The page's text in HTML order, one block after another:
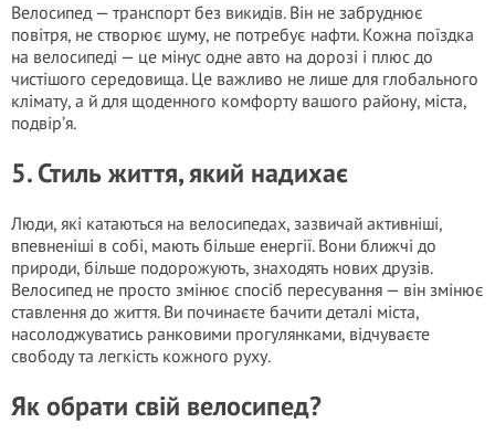
Велосипед — транспорт без викидів. Він не забруднює
повітря, не створює шуму, не потребує нафти. Кожна поїздка
на велосипеді — це мінус одне авто на дорозі і плюс до
чистішого середовища. Це важливо не лише для глобального
клімату, а й для щоденного комфорту вашого району, міста,
подвір’я.
5. Стиль життя, який надихає
Люди, які катаються на велосипедах, зазвичай активніші,
впевненіші в собі, мають більше енергії. Вони ближчі до
природи, більше подорожують, знаходять нових друзів.
Велосипед не просто змінює спосіб пересування — він змінює
ставлення до життя. Ви починаєте бачити деталі міста,
насолоджуватись ранковими прогулянками, відчуваєте
свободу та легкість кожного руху.
Як обрати свій велосипед?